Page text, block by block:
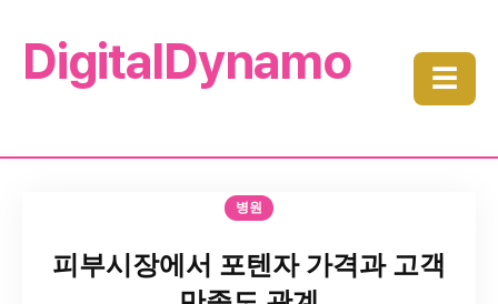
DigitalDynamo ☰
병원
피부시장에서 포텐자 가격과 고객